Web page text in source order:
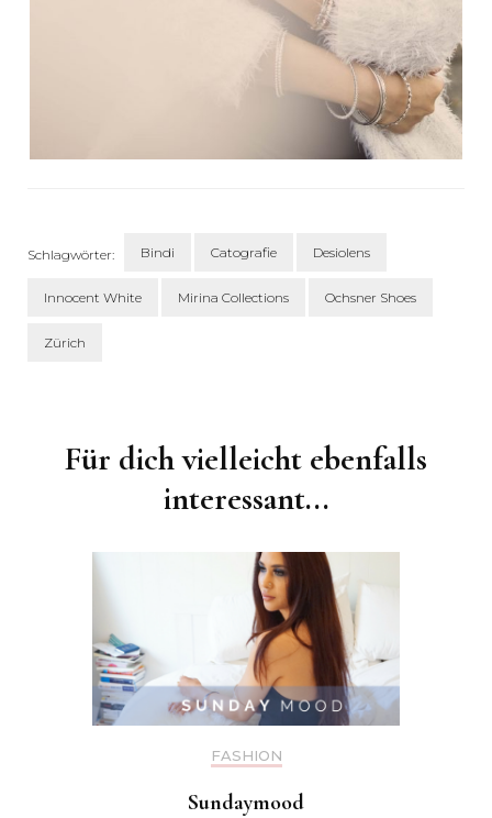
Schlagwörter: Bindi Catografie Desiolens
Innocent White Mirina Collections Ochsner Shoes
Zürich
Für dich vielleicht ebenfalls
interessant...
FASHION
Sundaymood